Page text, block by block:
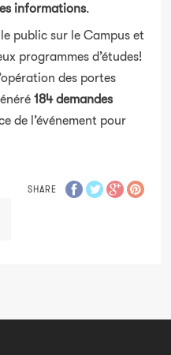
informations.
public sur le Campus et
programmes d’études!
des portes
184 demandes
de l’événement pour
SHARE